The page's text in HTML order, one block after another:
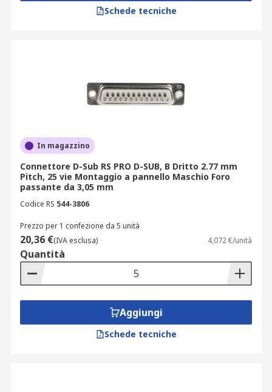
Kit di connettori D-Sub
viti e inserti per fissare insieme le parti.
I connettori sono in genere dotati di dadi che
accettano viti, e sono usati per bloccare insieme i
componenti e per offrire protezione contro le
Il cofano, guscio esterno del connettore, è
solitamente realizzato in metallo duro e
durevole, come lo zinco.
Applicazioni
In base ai numero di pin, le applicazioni dei D-
Schede tecniche
In magazzino
Connettore D-Sub RS PRO D-SUB, B Dritto 2.77 mm
Pitch, 25 vie Montaggio a pannello Maschio Foro
passante da 3,05 mm
Codice RS 544-3806
Prezzo per 1 confezione da 5 unità
20,36 €(IVA esclusa) 4,072 €/unità
Quantità
Aggiungi
Schede tecniche